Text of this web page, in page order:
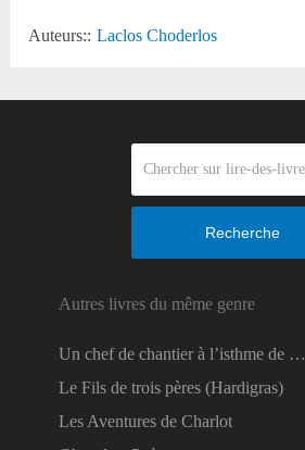
Auteurs:: Laclos Choderlos
Recherche
Autres livres du même genre
Un chef de chantier à l’isthme de …
Le Fils de trois pères (Hardigras)
Les Aventures de Charlot